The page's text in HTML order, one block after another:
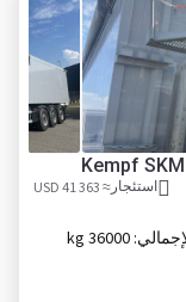
Kempf
استئجار ≈ 41 363 USD
36000 kg